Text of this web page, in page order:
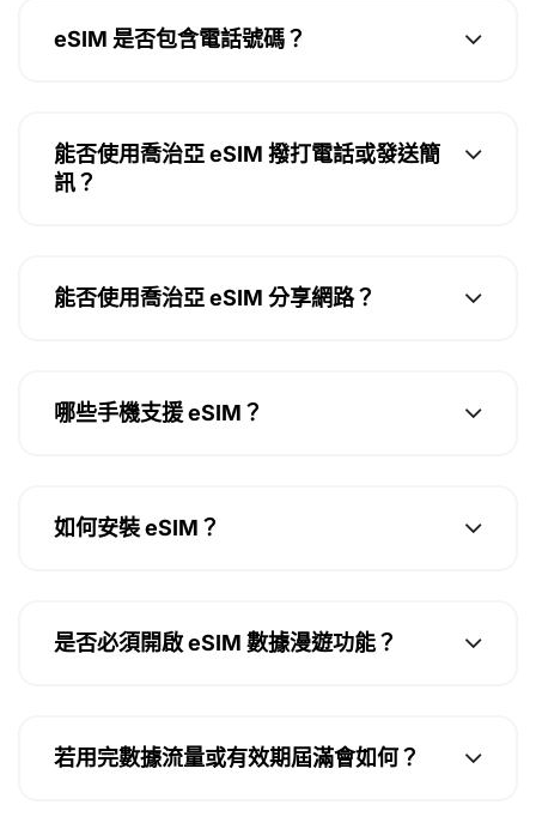
eSIM 是否包含電話號碼？
能否使用喬治亞 eSIM 撥打電話或發送簡
訊？
能否使用喬治亞 eSIM 分享網路？
哪些手機支援 eSIM？
如何安裝 eSIM？
是否必須開啟 eSIM 數據漫遊功能？
若用完數據流量或有效期屆滿會如何？